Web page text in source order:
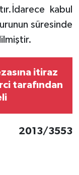
kabul
süresinde
itiraz
tarafından
2013/3553